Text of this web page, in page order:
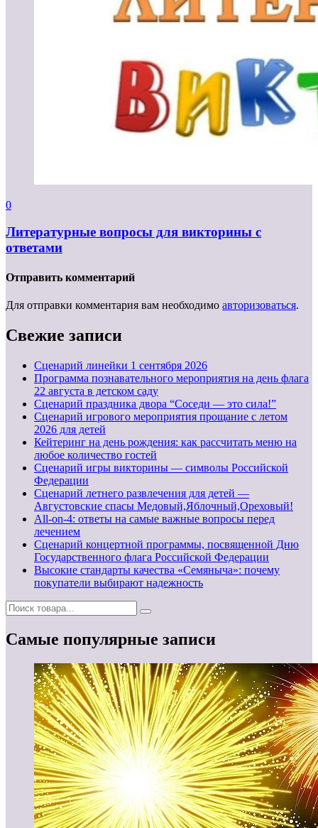
0
Литературные вопросы для викторины с
ответами
Отправить комментарий
Для отправки комментария вам необходимо авторизоваться.
Свежие записи
Cценарий линейки 1 сентября 2026
Программа познавательного мероприятия на день флага
22 августа в детском саду
Сценарий праздника двора “Соседи — это сила!”
Сценарий игрового мероприятия прощание с летом
2026 для детей
Кейтеринг на день рождения: как рассчитать меню на
любое количество гостей
Сценарий игры викторины — символы Российской
Федерации
Сценарий летнего развлечения для детей —
Августовские спасы Медовый,Яблочный,Ореховый!
All-on-4: ответы на самые важные вопросы перед
лечением
Сценарий концертной программы, посвященной Дню
Государственного флага Российской Федерации
Высокие стандарты качества «Семяныча»: почему
покупатели выбирают надежность
Самые популярные записи